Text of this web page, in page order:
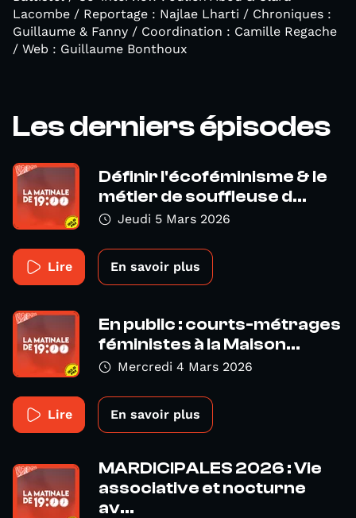
Lacombe / Reportage : Najlae Lharti / Chroniques :
Guillaume & Fanny / Coordination : Camille Regache
/ Web : Guillaume Bonthoux
Les derniers épisodes
Définir l'écoféminisme & le
métier de souffleuse d...
Jeudi 5 Mars 2026
Lire En savoir plus
En public : courts-métrages
féministes à la Maison...
Mercredi 4 Mars 2026
Lire En savoir plus
MARDICIPALES 2026 : Vie
associative et nocturne
av...